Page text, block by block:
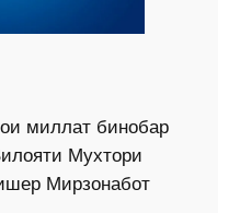
миллат бинобар
Мухтори
Мирзонабот